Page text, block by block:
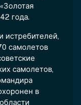
года.
истребителей,
самолетов
самолетов,
в